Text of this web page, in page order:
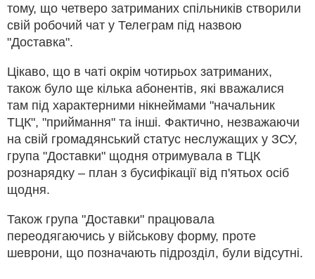
тому, що четверо затриманих спільників створили
свій робочий чат у Телеграм під назвою
"Доставка".
Цікаво, що в чаті окрім чотирьох затриманих,
також було ще кілька абонентів, які вважалися
там під характерними нікнеймами "начальник
ТЦК", "приймання" та інші. Фактично, незважаючи
на свій громадянський статус неслужащих у ЗСУ,
група "Доставки" щодня отримувала в ТЦК
рознарядку – план з бусифікації від п'ятьох осіб
щодня.
Також група "Доставки" працювала
переодягаючись у військову форму, проте
шеврони, що позначають підрозділ, були відсутні.